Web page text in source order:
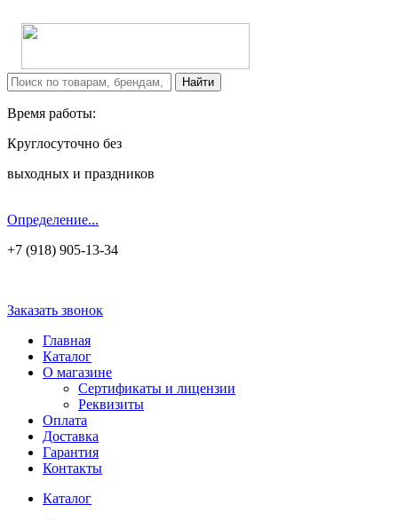
Время работы:
Круглосуточно без
выходных и праздников
Определение...
+7 (918) 905-13-34
Заказать звонок
Главная
Каталог
О магазине
Сертификаты и лицензии
Реквизиты
Оплата
Доставка
Гарантия
Контакты
Каталог